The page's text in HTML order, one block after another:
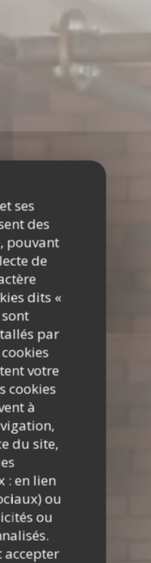
ses
des
pouvant
de
dits «
sont
par
votre
cookies
à
du site,
: en lien
ou
ou
accepter